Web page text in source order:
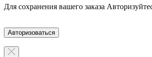
Для сохранения вашего заказа
Авторизоваться